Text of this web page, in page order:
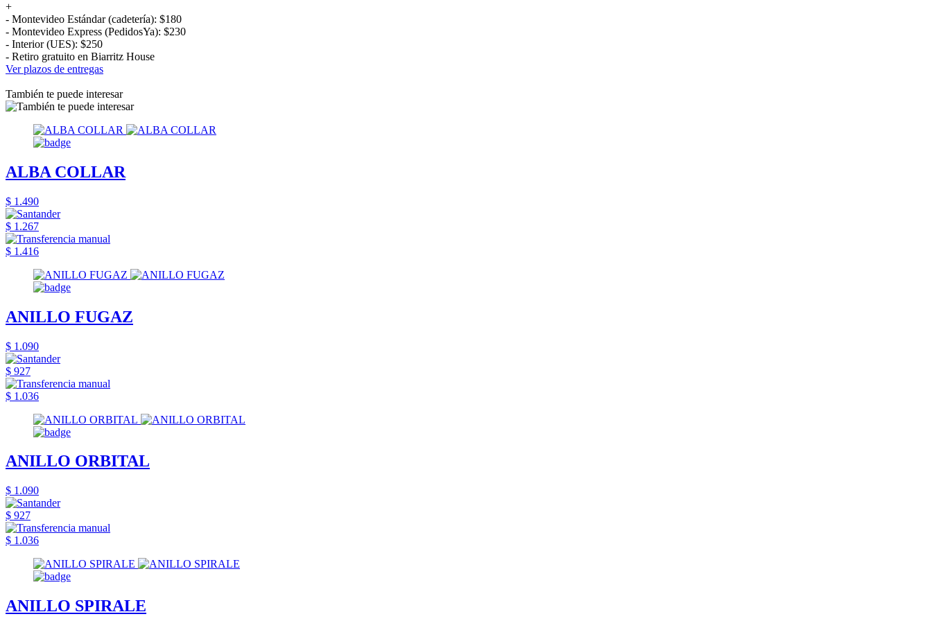
+
- Montevideo Estándar (cadetería): $180
- Montevideo Express (PedidosYa): $230
- Interior (UES): $250
- Retiro gratuito en Biarritz House
Ver plazos de entregas
También te puede interesar
ALBA COLLAR
$ 1.490
$ 1.267
$ 1.416
ANILLO FUGAZ
$ 1.090
$ 927
$ 1.036
ANILLO ORBITAL
$ 1.090
$ 927
$ 1.036
ANILLO SPIRALE